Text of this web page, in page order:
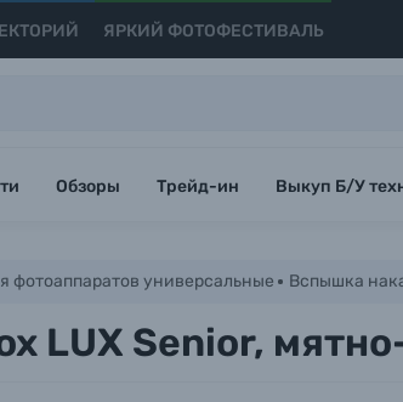
ЯРКИЙ ФОТОФЕСТИВАЛЬ
Обзоры Трейд-ин Выкуп Б/У
фотоаппаратов универсальные Вспышка
LUX Senior,